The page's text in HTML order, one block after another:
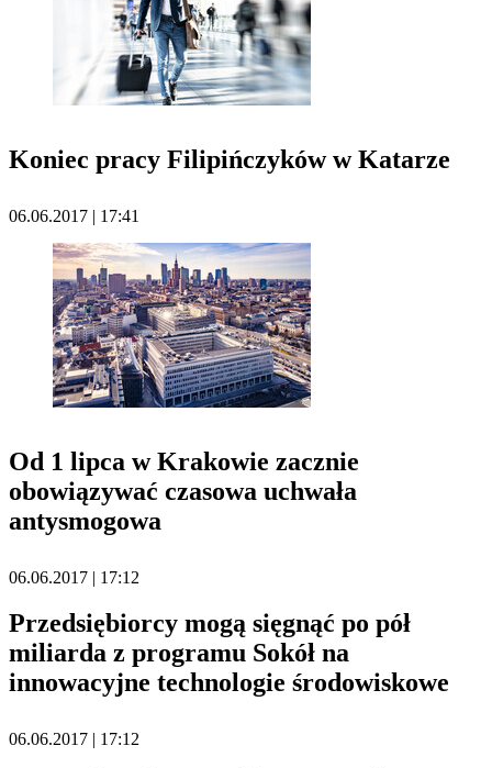
Koniec pracy Filipińczyków w Katarze
06.06.2017 | 17:41
Od 1 lipca w Krakowie zacznie
obowiązywać czasowa uchwała
antysmogowa
06.06.2017 | 17:12
Przedsiębiorcy mogą sięgnąć po pół
miliarda z programu Sokół na
innowacyjne technologie środowiskowe
06.06.2017 | 17:12